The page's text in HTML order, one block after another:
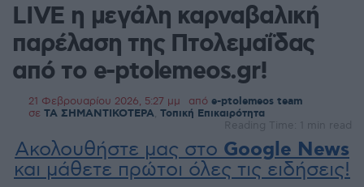
LIVE η μεγάλη καρναβαλική
παρέλαση της Πτολεμαΐδας
από το e-ptolemeos.gr!
21 Φεβρουαρίου 2026, 5:27 μμ από e-ptolemeos team
σε ΤΑ ΣΗΜΑΝΤΙΚΟΤΕΡΑ Τοπική Επικαιρότητα
Reading Time: 1 min read
Ακολουθήστε μας στο Google News
και μάθετε πρώτοι όλες τις ειδήσεις!